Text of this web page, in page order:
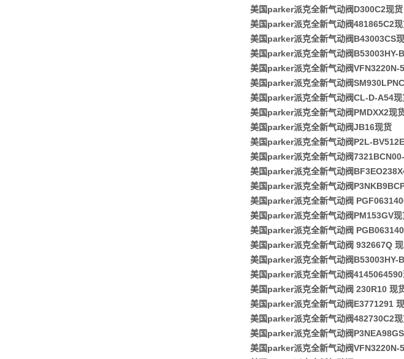
美国parker派克全新气动阀D300C2现货
美国parker派克全新气动阀481865C2
美国parker派克全新气动阀B43003CS
美国parker派克全新气动阀B53003HY-
美国parker派克全新气动阀VFN3220N-
美国parker派克全新气动阀
美国parker派克全新气动阀CL-D-A54现
美国parker派克全新气动阀PMDXX2现
美国parker派克全新气动阀JB16现货
美国parker派克全新气动阀P2L-
美国parker派克全新气动阀
美国parker派克全新气动阀
美国parker派克全新气动阀
美国parker派克全新气动阀
美国parker派克全新气动阀PM153GV现
美国parker派克全新气动阀
美国parker派克全新气动阀 932667Q
美国parker派克全新气动阀B53003HY-
美国parker派克全新气动阀
美国parker派克全新气动阀 230R10 现
美国parker派克全新气动阀E3771291
美国parker派克全新气动阀482730C2
美国parker派克全新气动阀
美国parker派克全新气动阀VFN3220N-